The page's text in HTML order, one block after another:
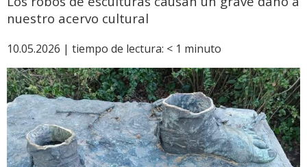
nuestro acervo cultural
10.05.2026 | tiempo de lectura: < 1 minuto